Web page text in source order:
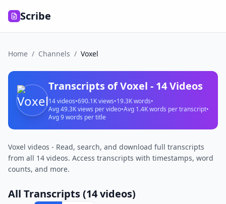
Scribe
Home / Channels / Voxel
Transcripts ofVoxel - 14Videos
14videos•690.1Kviews•19.3Kwords•
Avg49.3Kviews per video•Avg 1.4Kwords per transcript•
Avg9words per title
Voxel videos - Read, search, and download full transcripts
from all 14 videos. Access transcripts with timestamps, word
counts, and more.
All Transcripts (14videos)